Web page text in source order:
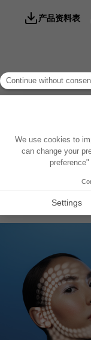
产品资料表